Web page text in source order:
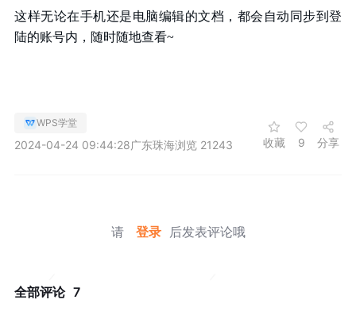
这样无论在手机还是电脑编辑的文档，都会自动同步到登
陆的账号内，随时随地查看~
WPS学堂
2024-04-24 09:44:28广东珠海浏览 21243 收藏 9 分享
请 登录 后发表评论哦
全部评论 7